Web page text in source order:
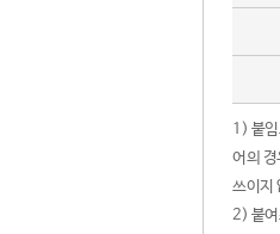
1) 붙
어의
쓰이지
2) 붙여